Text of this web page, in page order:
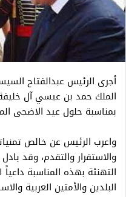
أجرى الرئيس عبدالفتاح
الملك حمد بن عيسي آل
بمناسبة حلول عيد الاضحى
واعرب الرئيس عن خالص
والاستقرار والتقدم، وقد
التهنئة بهذه المناسبة
البلدين والأمتين العربية